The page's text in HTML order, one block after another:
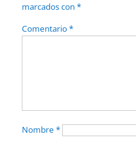
marcados con *
Comentario*
Nombre *